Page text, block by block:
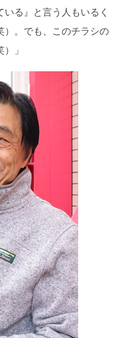
る』と言う人もいるく
）。でも、このチラシの
」